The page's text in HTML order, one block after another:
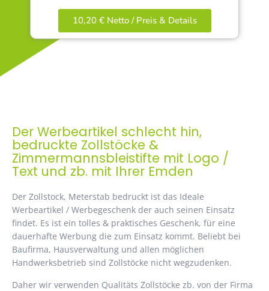
10,20 € Netto / Preis & Details
Der Werbeartikel schlecht hin,
bedruckte Zollstöcke &
Zimmermannsbleistifte mit Logo /
Text und zb. mit Ihrer Emden
Der Zollstock, Meterstab bedruckt ist das Ideale
Werbeartikel / Werbegeschenk der auch seinen Einsatz
findet. Es ist ein tolles & praktisches Geschenk, für eine
dauerhafte Werbung die zum Einsatz kommt. Beliebt bei
Baufirma, Hausverwaltung und allen möglichen
Handwerksbetrieb sind Zollstöcke nicht wegzudenken.
Daher wir verwenden Qualitäts Zollstöcke zb. von der Firma